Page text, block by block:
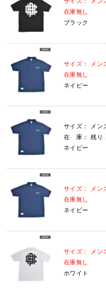
在庫無し
ブラック
サイズ： メン
在庫無し
ネイビー
サイズ： メン
在 庫： 残り
ネイビー
サイズ： メン
在庫無し
ネイビー
サイズ： メン
在庫無し
ホワイト